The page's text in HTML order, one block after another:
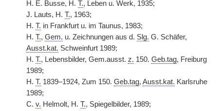
H. E. Busse, H. T., Leben u. Werk, 1935;
J. Lauts, H. T., 1963;
H. T. in Frankfurt u. im Taunus, 1983;
H. T., Gem. u. Zeichnungen aus d. Slg. G. Schäfer,
Ausst.kat. Schweinfurt 1989;
H. T., Lebensbilder, Gem.ausst. z. 150. Geb.tag, Freiburg
1989;
H. T. 1839–1924, Zum 150. Geb.tag, Ausst.kat. Karlsruhe
1989;
C. v. Helmolt, H. T., Spiegelbilder, 1989;